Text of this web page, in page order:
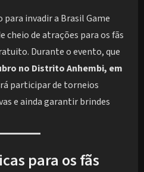
invadir a Brasil Game
cheio de atrações para os fãs
Durante o evento, que
no Distrito Anhembi, em
participar de torneios
e ainda garantir brindes
para os fãs